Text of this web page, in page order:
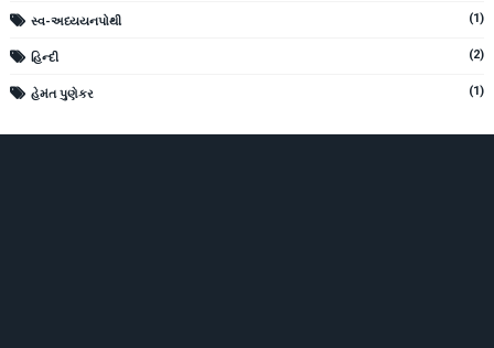
સ્વ-અધ્યયનપોથી (1)
હિન્દી (2)
હેમંત પુણેકર (1)